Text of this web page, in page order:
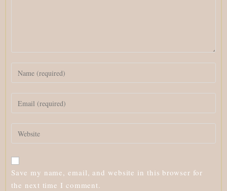
name
or
username
to
comment
email
address
to
comment
URL
(optional)
Save my name, email, and website in this browser for
the next time I comment.